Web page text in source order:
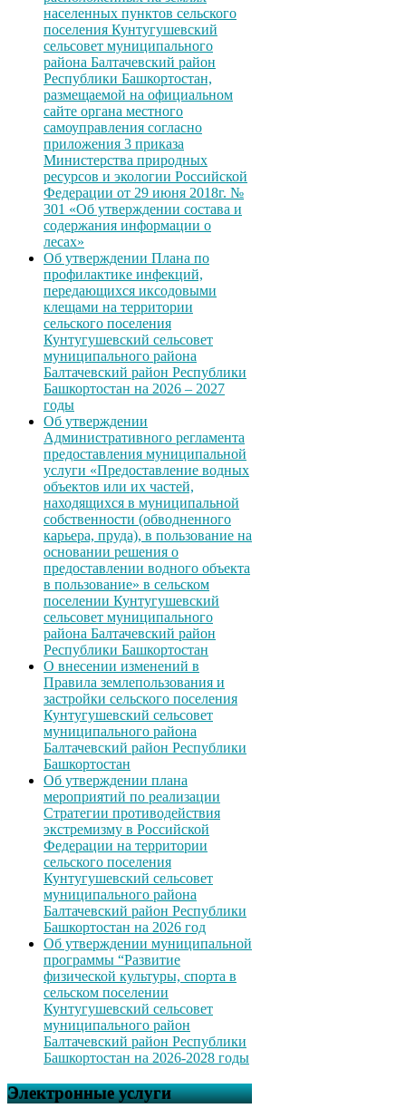
населенных пунктов сельского
поселения Кунтугушевский
сельсовет муниципального
района Балтачевский район
Республики Башкортостан,
размещаемой на официальном
сайте органа местного
самоуправления согласно
приложения 3 приказа
Министерства природных
ресурсов и экологии Российской
Федерации от 29 июня 2018г. №
301 «Об утверждении состава и
содержания информации о
лесах»
Об утверждении Плана по
профилактике инфекций,
передающихся иксодовыми
клещами на территории
сельского поселения
Кунтугушевский сельсовет
муниципального района
Балтачевский район Республики
Башкортостан на 2026 – 2027
годы
Об утверждении
Административного регламента
предоставления муниципальной
услуги «Предоставление водных
объектов или их частей,
находящихся в муниципальной
собственности (обводненного
карьера, пруда), в пользование на
основании решения о
предоставлении водного объекта
в пользование» в сельском
поселении Кунтугушевский
сельсовет муниципального
района Балтачевский район
Республики Башкортостан
О внесении изменений в
Правила землепользования и
застройки сельского поселения
Кунтугушевский сельсовет
муниципального района
Балтачевский район Республики
Башкортостан
Об утверждении плана
мероприятий по реализации
Стратегии противодействия
экстремизму в Российской
Федерации на территории
сельского поселения
Кунтугушевский сельсовет
муниципального района
Балтачевский район Республики
Башкортостан на 2026 год
Об утверждении муниципальной
программы “Развитие
физической культуры, спорта в
сельском поселении
Кунтугушевский сельсовет
муниципального район
Балтачевский район Республики
Башкортостан на 2026-2028 годы
Электронные услуги